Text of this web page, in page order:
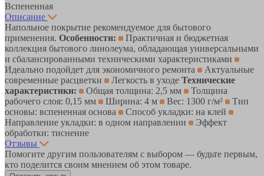
Вспененная
Описание
Напольное покрытие рекомендуемое для бытового
применения. Особенности:
Практичная и бюджетная
коллекция бытового линолеума, обладающая универсальными
и сбалансированными техническими характеристиками
Идеально подойдет для экономичного ремонта
Актуальные
современные расцветки
Легкость в уходе Технические
характеристики:
Общая толщина: 2,5 мм
Толщина
рабочего слоя: 0,15 мм
Ширина: 4 м Вес: 1300 г/м²
Тип
основы: вспененная основа
Способ укладки: на клей
Направление укладки: в одном направлении
Эффект
обработки: тиснение
Отзывы
Помогите другим пользователям с выбором — будьте первым,
кто поделится своим мнением об этом товаре.